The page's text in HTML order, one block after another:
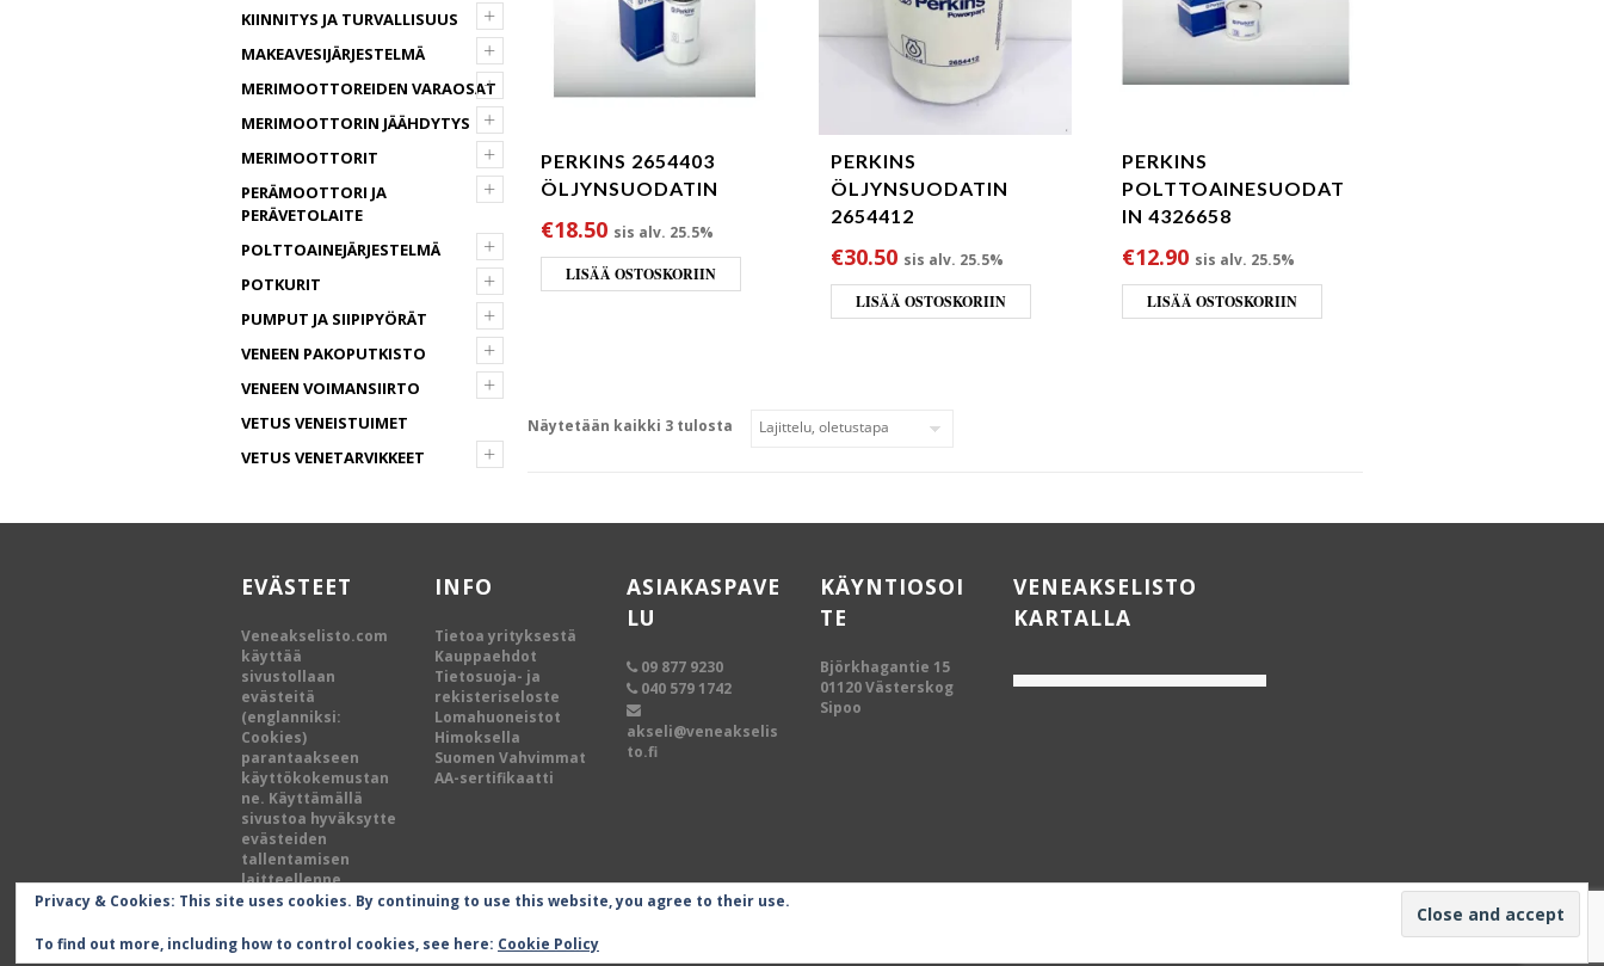
+
KIINNITYS JA TURVALLISUUS
+
MAKEAVESIJÄRJESTELMÄ
+
MERIMOOTTOREIDEN VARAOSAT
+
MERIMOOTTORIN JÄÄHDYTYS
+
MERIMOOTTORIT
+
PERÄMOOTTORI JA
PERÄVETOLAITE
+
POLTTOAINEJÄRJESTELMÄ
+
POTKURIT
+
PUMPUT JA SIIPIPYÖRÄT
+
VENEEN PAKOPUTKISTO
+
VENEEN VOIMANSIIRTO
VETUS VENEISTUIMET
+
VETUS VENETARVIKKEET
PERKINS 2654403
ÖLJYNSUODATIN
€18.50 sis alv. 25.5%
LISÄÄ OSTOSKORIIN
PERKINS
ÖLJYNSUODATIN
2654412
€30.50 sis alv. 25.5%
LISÄÄ OSTOSKORIIN
PERKINS
POLTTOAINESUODAT
IN 4326658
€12.90 sis alv. 25.5%
LISÄÄ OSTOSKORIIN
Näytetään kaikki 3 tulosta
EVÄSTEET
Veneakselisto.com
käyttää
sivustollaan
evästeitä
(englanniksi:
Cookies)
parantaakseen
käyttökokemustan
ne. Käyttämällä
sivustoa hyväksytte
evästeiden
tallentamisen
laitteellenne.
INFO
Tietoa yrityksestä
Kauppaehdot
Tietosuoja- ja
rekisteriseloste
Lomahuoneistot
Himoksella
Suomen Vahvimmat
AA-sertifikaatti
ASIAKASPAVE
LU
09 877 9230
040 579 1742
akseli@veneakselis
to.fi
KÄYNTIOSOI
TE
Björkhagantie 15
01120 Västerskog
Sipoo
VENEAKSELISTO
KARTALLA
Privacy & Cookies: This site uses cookies. By continuing to use this website, you agree to their use.
To find out more, including how to control cookies, see here: Cookie Policy